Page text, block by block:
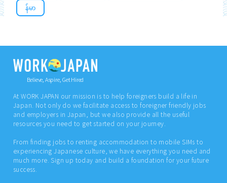
န်မာ
Believe, Aspire, Get Hired
At WORK JAPAN our mission is to help foreigners build a life in
Japan. Not only do we facilitate access to foreigner friendly jobs
and employers in Japan, but we also provide all the useful
resources you need to get started on your journey.
From finding jobs to renting accommodation to mobile SIMs to
experiencing Japanese culture, we have everything you need and
much more. Sign up today and build a foundation for your future
success.